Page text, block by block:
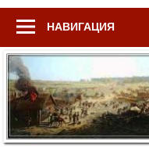
НАВИГАЦИЯ